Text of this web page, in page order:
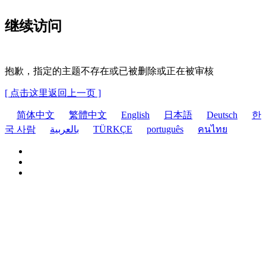
继续访问
抱歉，指定的主题不存在或已被删除或正在被审核
[ 点击这里返回上一页 ]
简体中文 繁體中文 English 日本語 Deutsch
한
국 사람
بالعربية TÜRKÇE português คนไทย